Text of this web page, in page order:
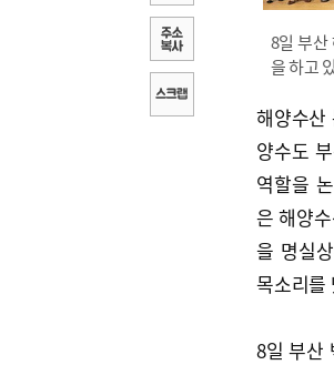
8일 부산
을 하고
해양수산
양수도
역할을
은 해양
을 명실
목소리를
8일 부산